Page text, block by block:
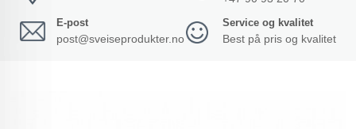
E-post
post@sveiseprodukter.no
Service og kvalitet
Best på pris og kvalitet